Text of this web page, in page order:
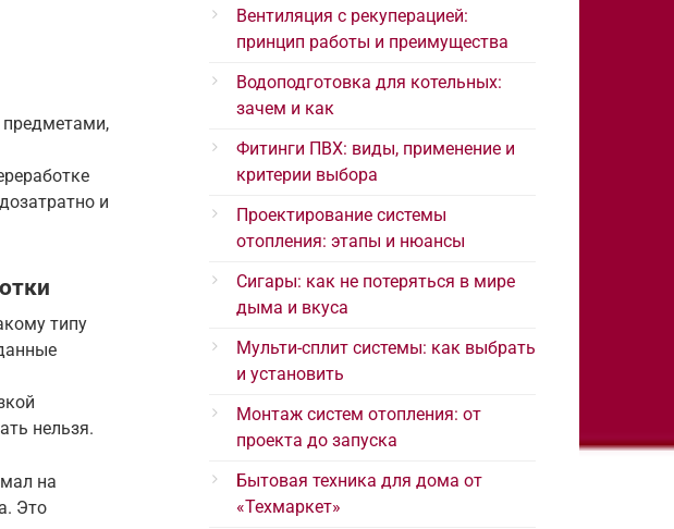
предметами,
и
типу
нельзя.
на
Это
Вентиляция с рекуперацией:
принцип работы и преимущества
Водоподготовка для котельных:
зачем и как
Фитинги ПВХ: виды, применение и
критерии выбора
Проектирование системы
отопления: этапы и нюансы
Сигары: как не потеряться в мире
дыма и вкуса
Мульти-сплит системы: как выбрать
и установить
Монтаж систем отопления: от
проекта до запуска
Бытовая техника для дома от
«Техмаркет»